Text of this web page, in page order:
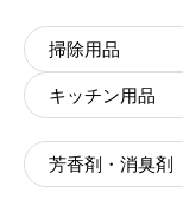
掃除用品
キッチン用品
芳香剤・消臭剤